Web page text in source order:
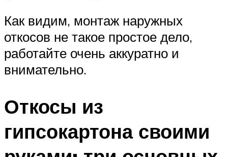
Как видим, монтаж наружных
откосов не такое простое дело,
работайте очень аккуратно и
внимательно.
Откосы из
гипсокартона своими